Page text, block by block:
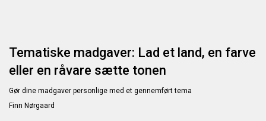
Tematiske madgaver: Lad et land, en farve
eller en råvare sætte tonen
Gør dine madgaver personlige med et gennemført tema
Finn Nørgaard